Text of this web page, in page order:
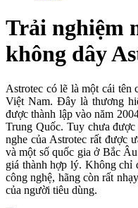
Trải nghiệm
không dây
Astrotec có lẽ là một cái tên
Việt Nam. Đây là thương
được thành lập vào năm
Trung Quốc. Tuy chưa
nghe của Astrotec rất được
và một số quốc gia ở Bắc
giá thành hợp lý. Không chỉ
công nghệ, hãng còn rất
của người tiêu dùng.